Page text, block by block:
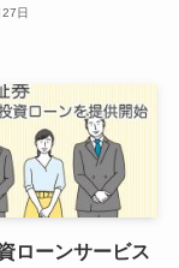
日
ローンサービス